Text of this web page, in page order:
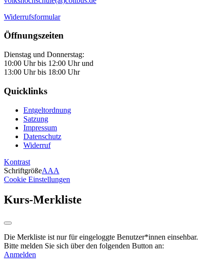
Widerrufsformular
Öffnungszeiten
Dienstag und Donnerstag:
10:00 Uhr bis 12:00 Uhr und
13:00 Uhr bis 18:00 Uhr
Quicklinks
Entgeltordnung
Satzung
Impressum
Datenschutz
Widerruf
Kontrast
SchriftgrößeAAA
Cookie Einstellungen
Kurs-Merkliste
Die Merkliste ist nur für eingeloggte Benutzer*innen einsehbar.
Bitte melden Sie sich über den folgenden Button an:
Anmelden